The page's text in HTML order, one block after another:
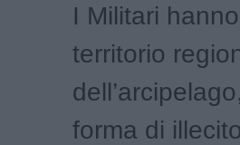
I Militari
territorio
forma di